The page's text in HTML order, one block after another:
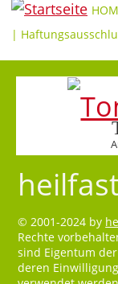
|
© 2001-2024 by
Rechte
sind Eigentum
deren